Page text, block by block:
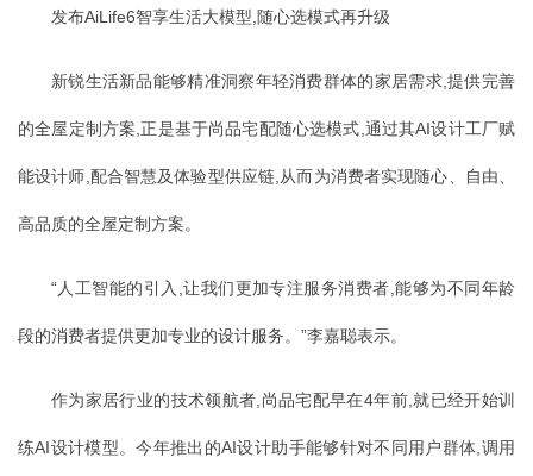
发布AiLife6智享生活大模型,随心选模式再升级
新锐生活新品能够精准洞察年轻消费群体的家居需求,提供完善
的全屋定制方案,正是基于尚品宅配随心选模式,通过其AI设计工厂赋
能设计师,配合智慧及体验型供应链,从而为消费者实现随心、自由、
高品质的全屋定制方案。
“人工智能的引入,让我们更加专注服务消费者,能够为不同年龄
段的消费者提供更加专业的设计服务。”李嘉聪表示。
作为家居行业的技术领航者,尚品宅配早在4年前,就已经开始训
练AI设计模型。今年推出的AI设计助手能够针对不同用户群体,调用